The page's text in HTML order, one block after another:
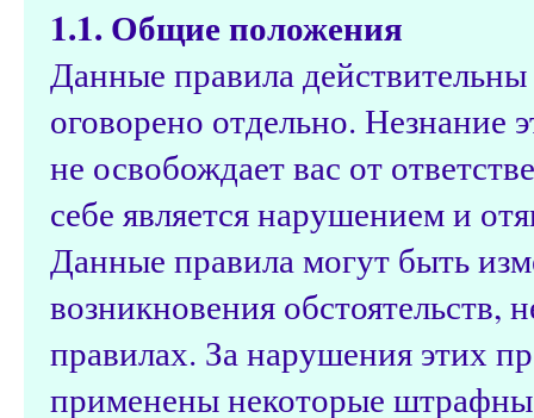
1.1. Общие положения
Данные правила
оговорено отдельно. Незнание
не освобождает вас от
себе является нарушением и
Данные правила могут быть
возникновения
правилах. За нарушения этих
применены некоторые